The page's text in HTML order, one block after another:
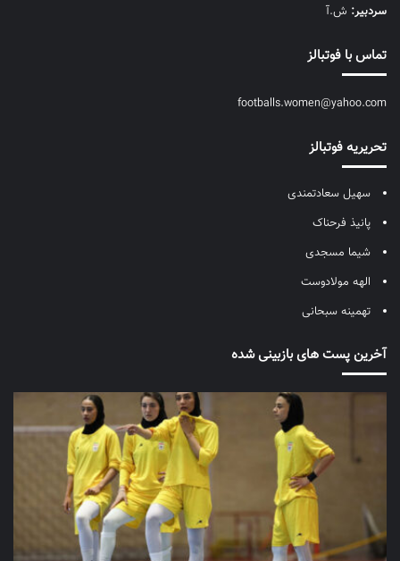
سردبیر: ش.آ
تماس با فوتبالز
footballs.women@yahoo.com
تحریریه فوتبالز
سهیل سعادتمندی
پانیذ فرحناک
شیما مسجدی
الهه مولادوست
تهمینه سبحانی
آخرین پست های بازبینی شده